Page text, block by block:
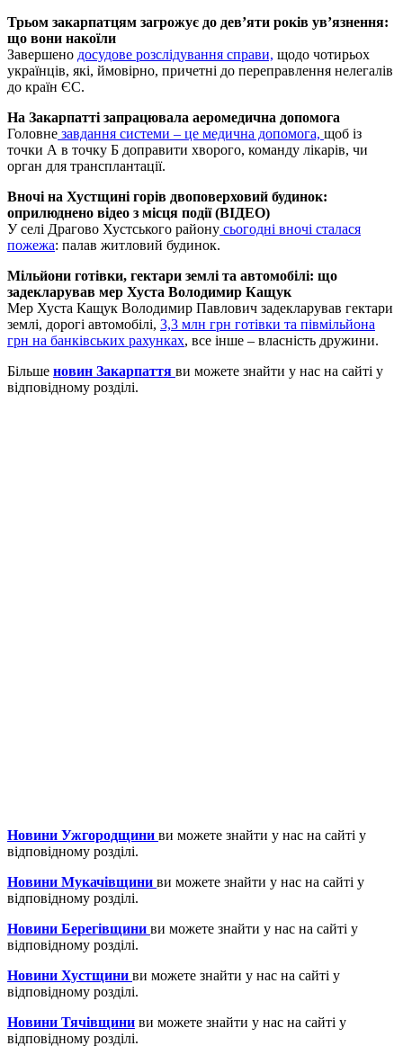
Трьом закарпатцям загрожує до дев’яти років ув’язнення:
що вони накоїли
Завершено досудове розслідування справи, щодо чотирьох
українців, які, ймовірно, причетні до переправлення нелегалів
до країн ЄС.
На Закарпатті запрацювала аеромедична допомога
Головне завдання системи – це медична допомога, щоб із
точки А в точку Б доправити хворого, команду лікарів, чи
орган для трансплантації.
Вночі на Хустщині горів двоповерховий будинок:
оприлюднено відео з місця події (ВІДЕО)
У селі Драгово Хустського району сьогодні вночі сталася
пожежа: палав житловий будинок.
Мільйони готівки, гектари землі та автомобілі: що
задекларував мер Хуста Володимир Кащук
Мер Хуста Кащук Володимир Павлович задекларував гектари
землі, дорогі автомобілі, 3,3 млн грн готівки та півмільйона
грн на банківських рахунках, все інше – власність дружини.
Більше новин Закарпаття ви можете знайти у нас на сайті у
відповідному розділі.
Новини Ужгородщини ви можете знайти у нас на сайті у
відповідному розділі.
Новини Мукачівщини ви можете знайти у нас на сайті у
відповідному розділі.
Новини Берегівщини ви можете знайти у нас на сайті у
відповідному розділі.
Новини Хустщини ви можете знайти у нас на сайті у
відповідному розділі.
Новини Тячівщини ви можете знайти у нас на сайті у
відповідному розділі.